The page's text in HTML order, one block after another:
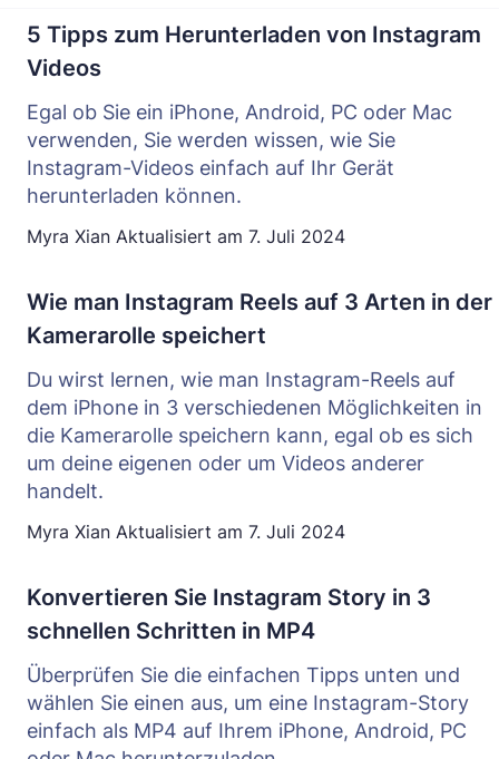
5 Tipps zum Herunterladen von Instagram
Videos
Egal ob Sie ein iPhone, Android, PC oder Mac
verwenden, Sie werden wissen, wie Sie
Instagram-Videos einfach auf Ihr Gerät
herunterladen können.
Myra Xian Aktualisiert am 7. Juli 2024
Wie man Instagram Reels auf 3 Arten in der
Kamerarolle speichert
Du wirst lernen, wie man Instagram-Reels auf
dem iPhone in 3 verschiedenen Möglichkeiten in
die Kamerarolle speichern kann, egal ob es sich
um deine eigenen oder um Videos anderer
handelt.
Myra Xian Aktualisiert am 7. Juli 2024
Konvertieren Sie Instagram Story in 3
schnellen Schritten in MP4
Überprüfen Sie die einfachen Tipps unten und
wählen Sie einen aus, um eine Instagram-Story
einfach als MP4 auf Ihrem iPhone, Android, PC